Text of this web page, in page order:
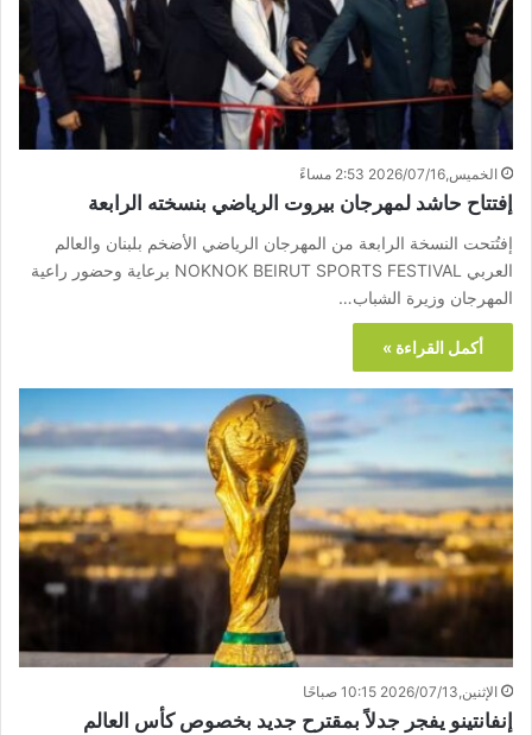
الخميس,2026/07/16 2:53 مساءً
إفتتاح حاشد لمهرجان بيروت الرياضي بنسخته الرابعة
إفتُتحت النسخة الرابعة من المهرجان الرياضي الأضخم بلبنان والعالم
العربي NOKNOK BEIRUT SPORTS FESTIVAL برعاية وحضور راعية
المهرجان وزيرة الشباب…
أكمل القراءة »
الإثنين,2026/07/13 10:15 صباحًا
إنفانتينو يفجر جدلاً بمقترح جديد بخصوص كأس العالم